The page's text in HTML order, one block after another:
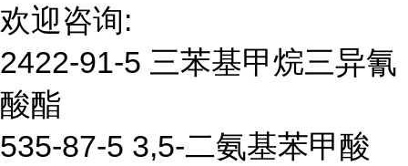
欢迎咨询:
2422-91-5 三苯基甲烷三异氰
酸酯
535-87-5 3,5-二氨基苯甲酸